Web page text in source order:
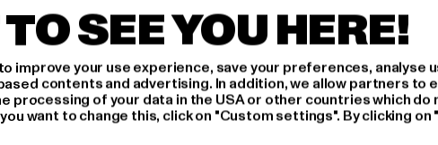
SEE YOU HERE!
improve your use experience, save your preferences, analyse
contents and advertising. In addition, we allow partners to
processing of your data in the USA or other countries which do
want to change this, click on "Custom settings". By clicking